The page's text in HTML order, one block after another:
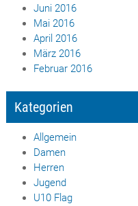
Juni 2016
Mai 2016
April 2016
März 2016
Februar 2016
Kategorien
Allgemein
Damen
Herren
Jugend
U10 Flag